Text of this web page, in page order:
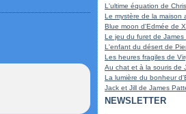
L'ultime équation de
Le mystère de la maison
Blue moon d'Edmée de
Le jeu du furet de James
L'enfant du désert de
Les heures fragiles de
Au chat et à la souris de
La lumière du bonheur
Jack et Jill de James
NEWSLETTER